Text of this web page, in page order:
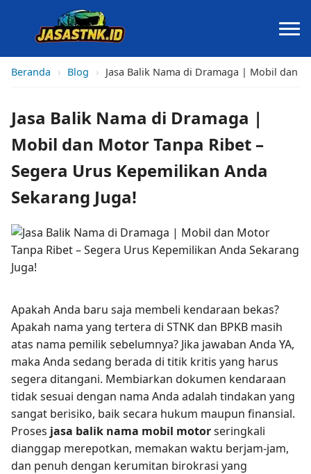
Beranda › Blog › Jasa Balik Nama di Dramaga | Mobil dan
Jasa Balik Nama di Dramaga |
Mobil dan Motor Tanpa Ribet –
Segera Urus Kepemilikan Anda
Sekarang Juga!
Apakah Anda baru saja membeli kendaraan bekas?
Apakah nama yang tertera di STNK dan BPKB masih
atas nama pemilik sebelumnya? Jika jawaban Anda YA,
maka Anda sedang berada di titik kritis yang harus
segera ditangani. Membiarkan dokumen kendaraan
tidak sesuai dengan nama Anda adalah tindakan yang
sangat berisiko, baik secara hukum maupun finansial.
Proses jasa balik nama mobil motorseringkali
dianggap merepotkan, memakan waktu berjam-jam,
dan penuh dengan kerumitan birokrasi yang